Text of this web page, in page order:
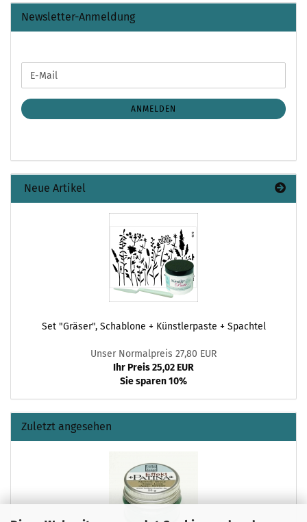
Newsletter-Anmeldung
ZUR
ANMELDUNG
E-
Mail
ANMELDEN
Neue Artikel
Set "Gräser", Schablone + Künstlerpaste + Spachtel
Unser Normalpreis 27,80 EUR
Ihr Preis 25,02 EUR
Sie sparen 10%
Zuletzt angesehen